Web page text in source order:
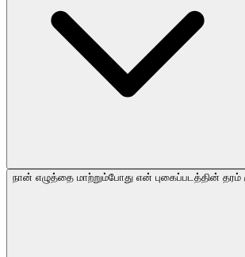
நான் எழுத்தை மாற்றும்போது என் புகைப்படத்தின் தரம்